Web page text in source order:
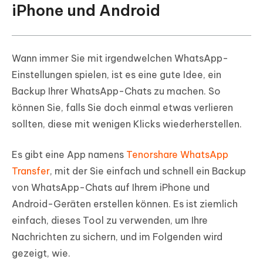
iPhone und Android
Wann immer Sie mit irgendwelchen WhatsApp-
Einstellungen spielen, ist es eine gute Idee, ein
Backup Ihrer WhatsApp-Chats zu machen. So
können Sie, falls Sie doch einmal etwas verlieren
sollten, diese mit wenigen Klicks wiederherstellen.
Es gibt eine App namens Tenorshare WhatsApp
Transfer, mit der Sie einfach und schnell ein Backup
von WhatsApp-Chats auf Ihrem iPhone und
Android-Geräten erstellen können. Es ist ziemlich
einfach, dieses Tool zu verwenden, um Ihre
Nachrichten zu sichern, und im Folgenden wird
gezeigt, wie.